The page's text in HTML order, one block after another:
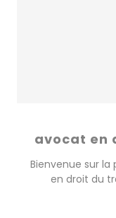
avocat en
Bienvenue sur
en droit du